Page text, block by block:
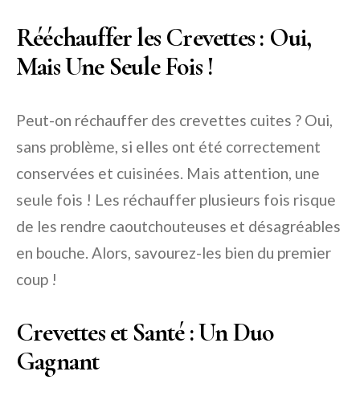
Rééchauffer les Crevettes : Oui,
Mais Une Seule Fois !
Peut-on réchauffer des crevettes cuites ? Oui,
sans problème, si elles ont été correctement
conservées et cuisinées. Mais attention, une
seule fois ! Les réchauffer plusieurs fois risque
de les rendre caoutchouteuses et désagréables
en bouche. Alors, savourez-les bien du premier
coup !
Crevettes et Santé : Un Duo
Gagnant